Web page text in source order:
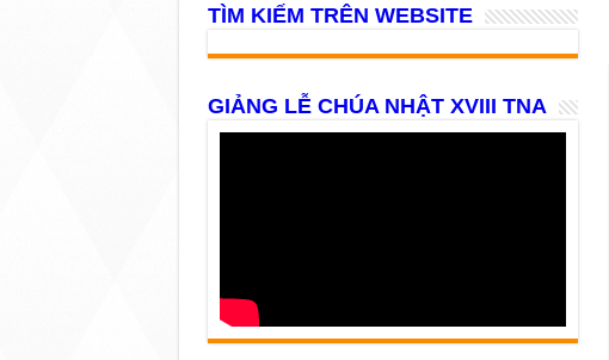
TÌM KIẾM TRÊN WEBSITE
GIẢNG LỄ CHÚA NHẬT XVIII TNA